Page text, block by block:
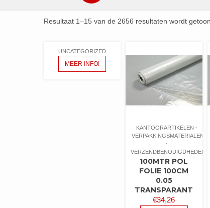
Resultaat 1–15 van de 2656 resultaten wordt
UNCATEGORIZED
MEER INFO!
KANTOORARTIKELEN
VERPAKKINGSMATERIALEN
VERZENDBENODIGDHEDEN
100MTR POL
FOLIE 100CM
0.05
TRANSPARANT
€34,26